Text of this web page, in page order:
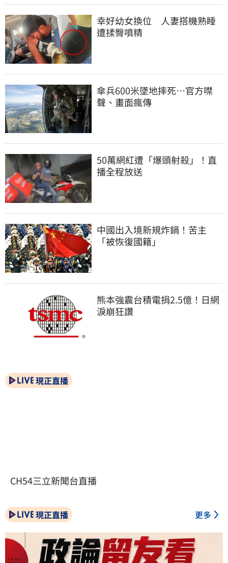
幸好幼女換位　人妻搭機熟睡
遭揉臀噴精
傘兵600米墜地摔死…官方噤
聲、畫面瘋傳
50萬網紅遭「爆頭射殺」！直
播全程放送
中國出入境新規炸鍋！苦主
「被恢復國籍」
熊本強震台積電捐2.5億！日網
淚崩狂讚
現正直播
CH54三立新聞台直播
現正直播 更多